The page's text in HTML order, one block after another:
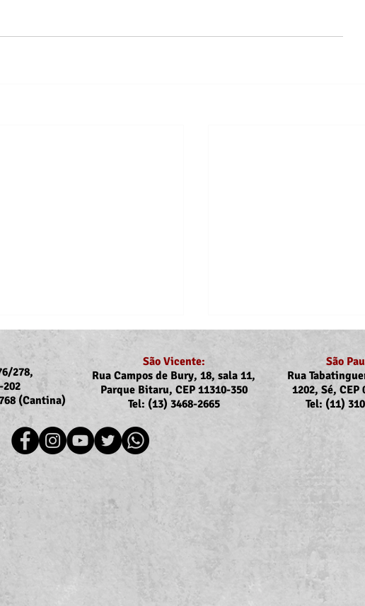
do auxílio-
saúde: Implementação dos
valores entra na folha
julho (pagamento em
agosto)
Assojubs e Sintrajus nas
comarcas de Registro,
Ubatuba, Caraguatatuba e
278,
202
(Cantina)
São Vicente:
Rua Campos de Bury, 18, sala 11,
Parque Bitaru, CEP 11310-350
Tel: (13) 3468-2665
São
Rua
1202, Sé, CEP
Tel: (11)